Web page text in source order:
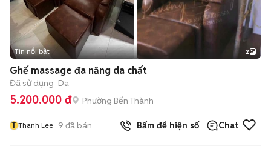
Tin nổi bật 2
Ghế massage đa năng da chất
Đã sử dụng Da
5.200.000 đ Phường Bến Thành
T Thanh Lee 9 đã bán Bấm để hiện số Chat